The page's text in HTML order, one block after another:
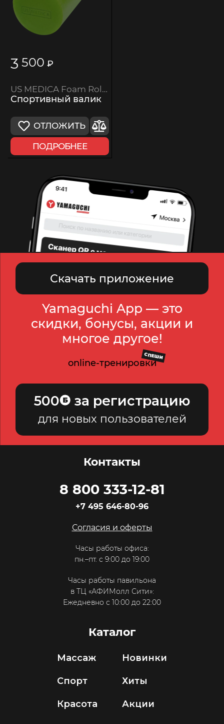
3 500 ₽
US MEDICA Foam Roller
Спортивный валик
ОТЛОЖИТЬ
ПОДРОБНЕЕ
Скачать приложение
Yamaguchi App — это
скидки, бонусы, акции и
многое другое!
online-тренировки
СПЕШИ
500 за регистрацию
для новых пользователей
Контакты
8 800 333-12-81
+7 495 646-80-96
Согласия и оферты
Часы работы офиса:
пн.–пт. с 9:00 до 19:00
Часы работы павильона
в ТЦ «АФИМолл Сити»:
Ежедневно с 10:00 до 22:00
Каталог
Массаж
Спорт
Красота
Новинки
Хиты
Акции